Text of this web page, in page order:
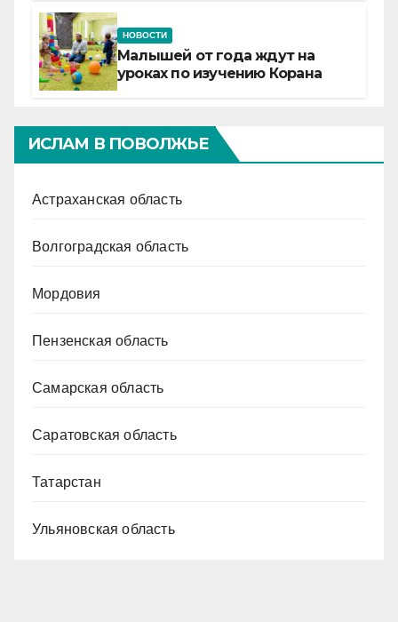
НОВОСТИ
Малышей от года ждут на
уроках по изучению Корана
ИСЛАМ В ПОВОЛЖЬЕ
Астраханская область
Волгоградская область
Мордовия
Пензенская область
Самарская область
Саратовская область
Татарстан
Ульяновская область